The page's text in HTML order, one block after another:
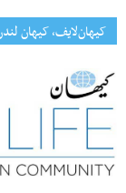
کیهان‌لایف، کیهان